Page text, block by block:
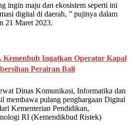
ingin maju dan ekosistem seperti ini
digital di daerah, ” pujinya dalam
21 Maret 2023.
Kemenhub Ingatkan Operator Kapal
Perairan Bali
Dinas Komunikasi, Informatika dan
membawa pulang penghargaan Digital
Kementerian Pendidikan,
RI (Kemendikbud Ristek)